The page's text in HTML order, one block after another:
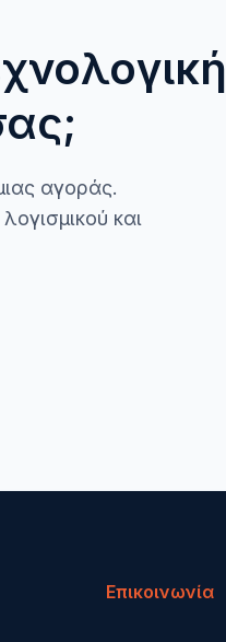
αγοράς.
και
Επικοινωνία